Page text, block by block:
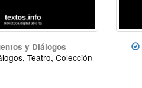
y Diálogos
Teatro, Colección